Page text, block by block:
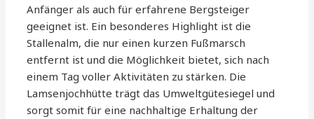
Anfänger als auch für erfahrene Bergsteiger
geeignet ist. Ein besonderes Highlight ist die
Stallenalm, die nur einen kurzen Fußmarsch
entfernt ist und die Möglichkeit bietet, sich nach
einem Tag voller Aktivitäten zu stärken. Die
Lamsenjochhütte trägt das Umweltgütesiegel und
sorgt somit für eine nachhaltige Erhaltung der